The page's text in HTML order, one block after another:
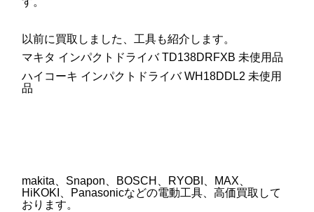
以前に買取しました、工具も紹介します。
マキタ インパクトドライバ TD138DRFXB 未使用品
ハイコーキ インパクトドライバ WH18DDL2 未使用
品
makita、Snapon、BOSCH、RYOBI、MAX、
HiKOKI、Panasonicなどの電動工具、高価買取して
おります。